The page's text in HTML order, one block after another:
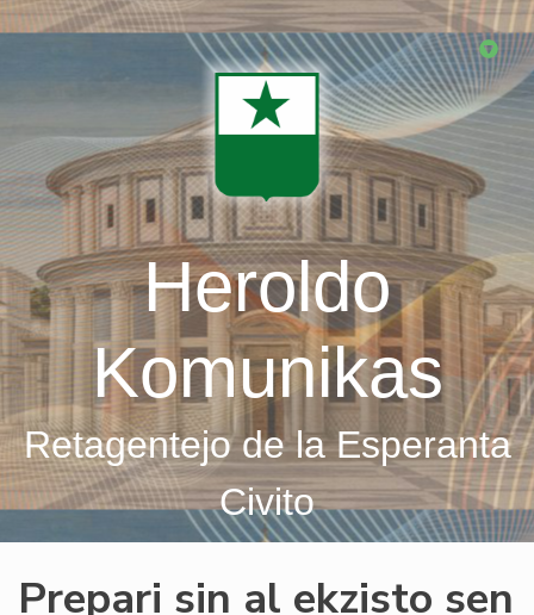
Skip
Heroldo
Komunikas
Retagentejo de la Esperanta
Civito
Prepari sin al ekzisto sen